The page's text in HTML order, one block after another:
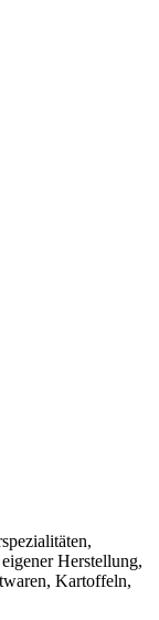
Herstellung,
Kartoffeln,